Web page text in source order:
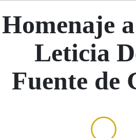
Homenaje
Leticia
Fuente de